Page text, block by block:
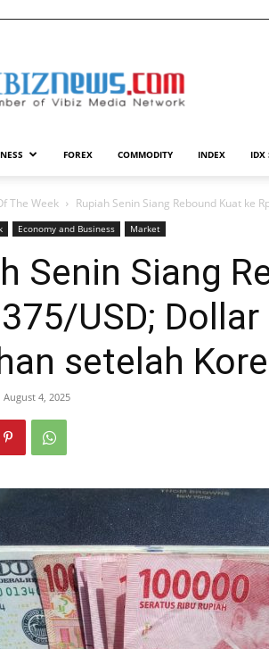
FOREX COMMODITY INDEX IDX
The Week Rupiah Senin Siang Rebound Kuat ke
Economy and Business Market
Senin Siang
USD;
setelah
August 4, 2025